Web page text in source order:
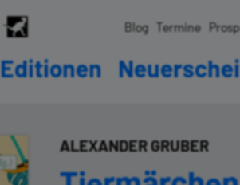
Blog Termine
Editionen
ALEXANDER GRUBER